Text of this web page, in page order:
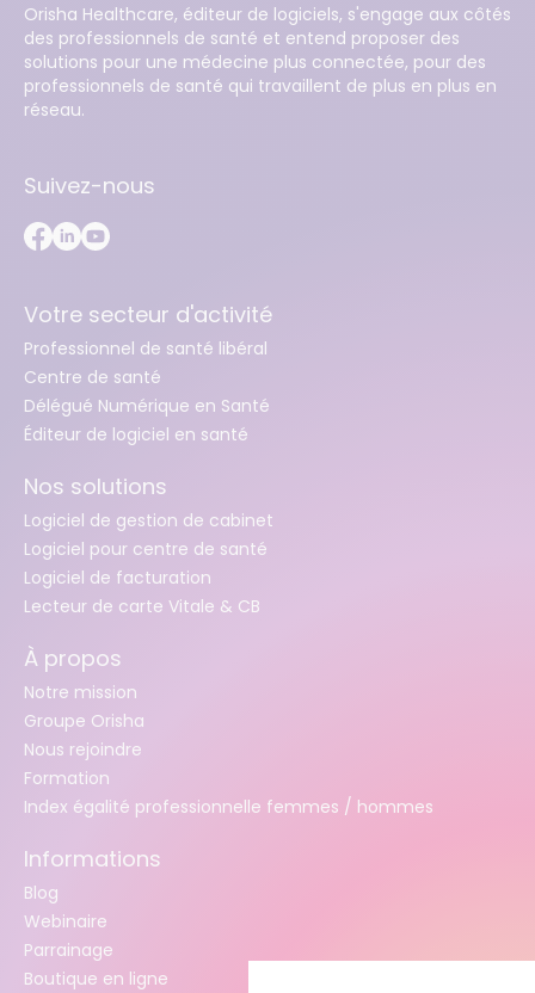
Orisha Healthcare, éditeur de logiciels, s'engage aux côtés
des professionnels de santé et entend proposer des
solutions pour une médecine plus connectée, pour des
professionnels de santé qui travaillent de plus en plus en
réseau.
Suivez-nous
Votre secteur d'activité
Professionnel de santé libéral
Centre de santé
Délégué Numérique en Santé
Éditeur de logiciel en santé
Nos solutions
Logiciel de gestion de cabinet
Logiciel pour centre de santé
Logiciel de facturation
Lecteur de carte Vitale & CB
À propos
Notre mission
Groupe Orisha
Nous rejoindre
Formation
Index égalité professionnelle femmes / hommes
Informations
Blog
Webinaire
Parrainage
Boutique en ligne